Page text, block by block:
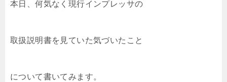
本日、何気なく現行インプレッサの
取扱説明書を見ていた気づいたこと
について書いてみます。